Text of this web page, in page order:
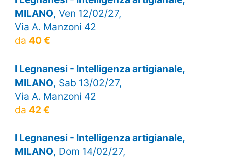
MILANO, Ven 12/02/27,
Via A. Manzoni 42
da 40 €
I Legnanesi - Intelligenza artigianale,
MILANO, Sab 13/02/27,
Via A. Manzoni 42
da 42 €
I Legnanesi - Intelligenza artigianale,
MILANO, Dom 14/02/27,